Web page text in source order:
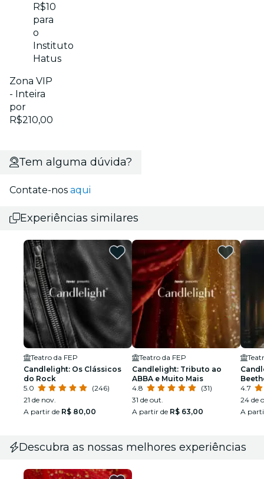
R$10
para
o
Instituto
Hatus
Zona VIP
- Inteira
por
R$210,00
Tem alguma dúvida?
Contate-nos aqui
Experiências similares
Teatro da FEP
Candlelight: Os Clássicos
do Rock
5.0
(246)
21 de nov.
A partir de R$ 80,00
Teatro da FEP
Candlelight: Tributo ao
ABBA e Muito Mais
4.8
(31)
31 de out.
A partir de R$ 63,00
4.7
24 de
A
Descubra as nossas melhores experiências